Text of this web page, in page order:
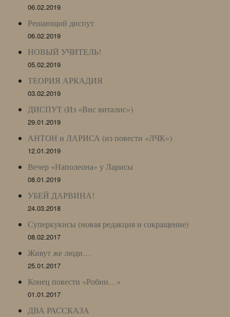
06.02.2019
Решающий диспут
06.02.2019
НОВЫЙ УЧИТЕЛЬ!
05.02.2019
ТЕОРИЯ АРКАДИЯ
03.02.2019
ДИСПУТ (Из «Вис виталис»)
29.01.2019
АНТОН и ЛАРИСА (из повести «ЛЧК»)
12.01.2019
Вечер «Наполеона» у Ларисы
08.01.2019
УБЕЙ ДАРВИНА!
24.03.2018
Суперкукисы (новая редакция и сокращение)
08.02.2017
Живут же люди…
25.01.2017
Конец повести «Робин…»
01.01.2017
ДВА РАССКАЗА